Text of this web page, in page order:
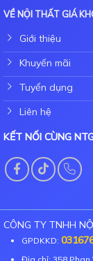
VỀ NỘI THẤT GIÁ
Giới thiệu
Khuyến mãi
Tuyển dụng
Liên hệ
KẾT NỐI CÙNG
CÔNG TY TNHH
GPDKKD: